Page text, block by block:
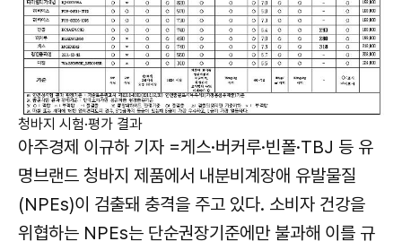
청바지 시험·평가 결과
아주경제 이규하 기자 =게스·버커루·빈폴·TBJ 등 유
명브랜드 청바지 제품에서 내분비계장애 유발물질
(NPEs)이 검출돼 충격을 주고 있다. 소비자 건강을
위협하는 NPEs는 단순권장기준에만 불과해 이를 규